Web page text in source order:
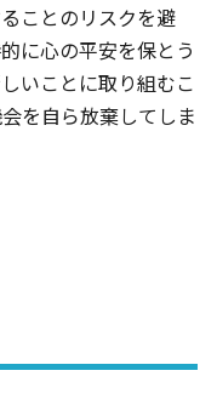
ことのリスクを避
に心の平安を保とう
いことに取り組むこ
を自ら放棄してしま